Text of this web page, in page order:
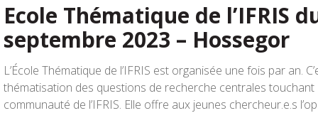
Ecole Thématique de l’IFRIS
septembre 2023 – Hossegor
L’École Thématique de l’IFRIS est organisée une fois par an.
thématisation des questions de recherche centrales
communauté de l’IFRIS. Elle offre aux jeunes chercheur.e.s